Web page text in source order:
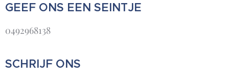
GEEF ONS EEN SEINTJE
0492968138
SCHRIJF ONS